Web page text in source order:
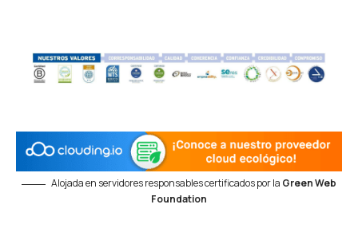
Alojada en servidores responsables certificados por la Green Web
Foundation